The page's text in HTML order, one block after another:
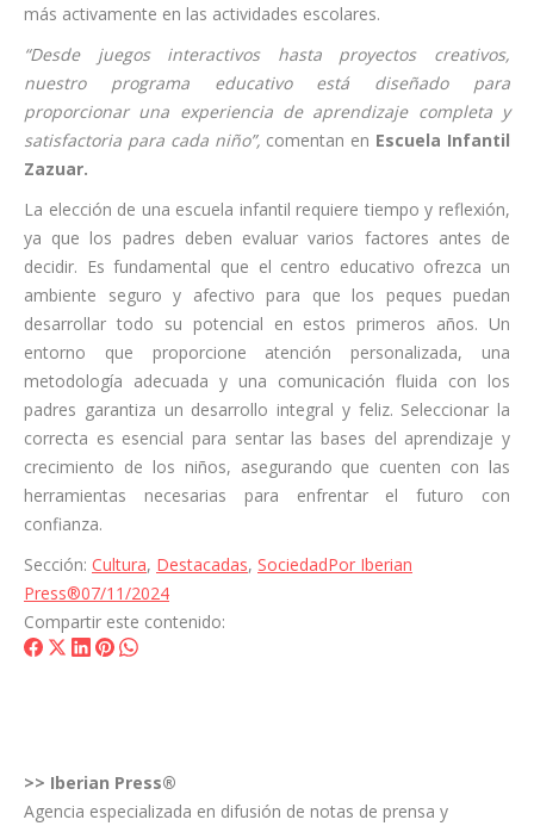
más activamente en las actividades escolares.
“Desde juegos interactivos hasta proyectos creativos,
nuestro programa educativo está diseñado para
proporcionar una experiencia de aprendizaje completa y
satisfactoria para cada niño”, comentan en Escuela Infantil
Zazuar.
La elección de una escuela infantil requiere tiempo y reflexión,
ya que los padres deben evaluar varios factores antes de
decidir. Es fundamental que el centro educativo ofrezca un
ambiente seguro y afectivo para que los peques puedan
desarrollar todo su potencial en estos primeros años. Un
entorno que proporcione atención personalizada, una
metodología adecuada y una comunicación fluida con los
padres garantiza un desarrollo integral y feliz. Seleccionar la
correcta es esencial para sentar las bases del aprendizaje y
crecimiento de los niños, asegurando que cuenten con las
herramientas necesarias para enfrentar el futuro con
confianza.
Sección: Cultura, Destacadas, SociedadPor Iberian
Press®07/11/2024
Compartir este contenido:
ShareShareShare
ShareShare
>> Iberian Press®
Agencia especializada en difusión de notas de prensa y